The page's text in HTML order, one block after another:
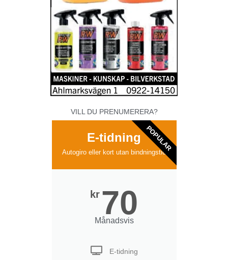
VILL DU PRENUMERERA?
E-tidning
Autogiro eller kort utan bindningstid
kr 70
Månadsvis
E-tidning
POPULAR